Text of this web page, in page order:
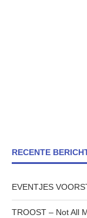
RECENTE
EVENTJES
TROOST – Not All